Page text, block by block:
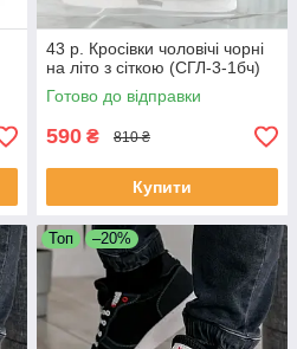
43 р. Кросівки чоловічі чорні
на літо з сіткою (СГЛ-3-1бч)
Готово до відправки
590 ₴ 810 ₴
Купити
Топ –20%